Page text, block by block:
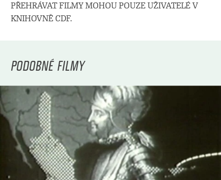
PŘEHRÁVAT FILMY MOHOU POUZE UŽIVATELÉ V
KNIHOVNĚ CDF.
PODOBNÉ FILMY